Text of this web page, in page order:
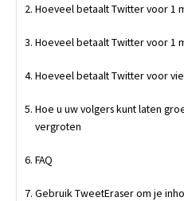
Hoeveel betaalt Twitter voor 1
Hoeveel betaalt Twitter voor 1
Hoeveel betaalt Twitter voor
Hoe u uw volgers kunt laten
vergroten
FAQ
Gebruik TweetEraser om je